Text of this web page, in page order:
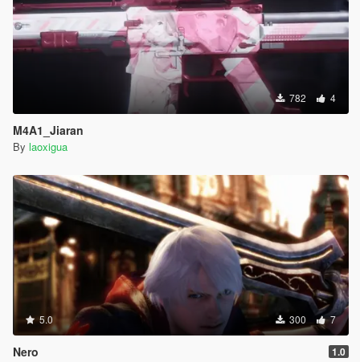
782 4
M4A1_Jiaran
By laoxigua
5.0 300 7
Nero 1.0